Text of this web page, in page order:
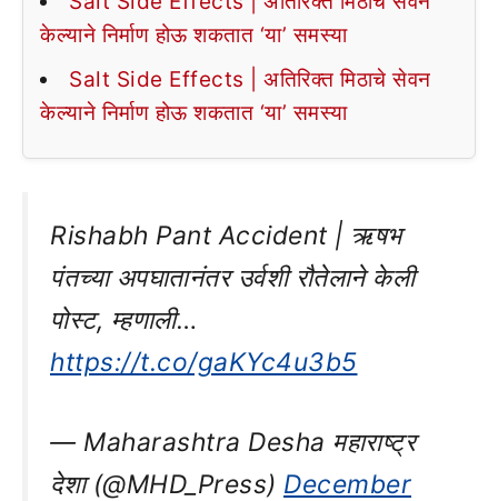
केल्याने निर्माण होऊ शकतात ‘या’ समस्या
Salt Side Effects | अतिरिक्त मिठाचे सेवन
केल्याने निर्माण होऊ शकतात ‘या’ समस्या
Rishabh Pant Accident | ऋषभ
पंतच्या अपघातानंतर उर्वशी रौतेलाने केली
पोस्ट, म्हणाली…
https://t.co/gaKYc4u3b5
— Maharashtra Desha महाराष्ट्र
देशा (@MHD_Press) December